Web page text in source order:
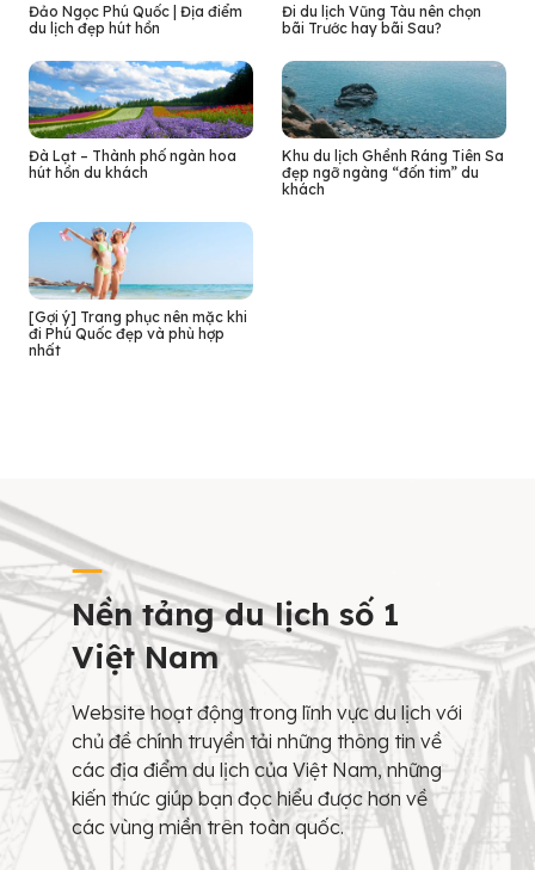
Đảo Ngọc Phú Quốc | Địa điểm
du lịch đẹp hút hồn
Đi du lịch Vũng Tàu nên chọn
bãi Trước hay bãi Sau?
Đà Lạt – Thành phố ngàn hoa
hút hồn du khách
Khu du lịch Ghềnh Ráng Tiên Sa
đẹp ngỡ ngàng “đốn tim” du
khách
[Gợi ý] Trang phục nên mặc khi
đi Phú Quốc đẹp và phù hợp
nhất
Nền tảng du lịch số 1
Việt Nam
Website hoạt động trong lĩnh vực du lịch với
chủ đề chính truyền tải những thông tin về
các địa điểm du lịch của Việt Nam, những
kiến thức giúp bạn đọc hiểu được hơn về
các vùng miền trên toàn quốc.